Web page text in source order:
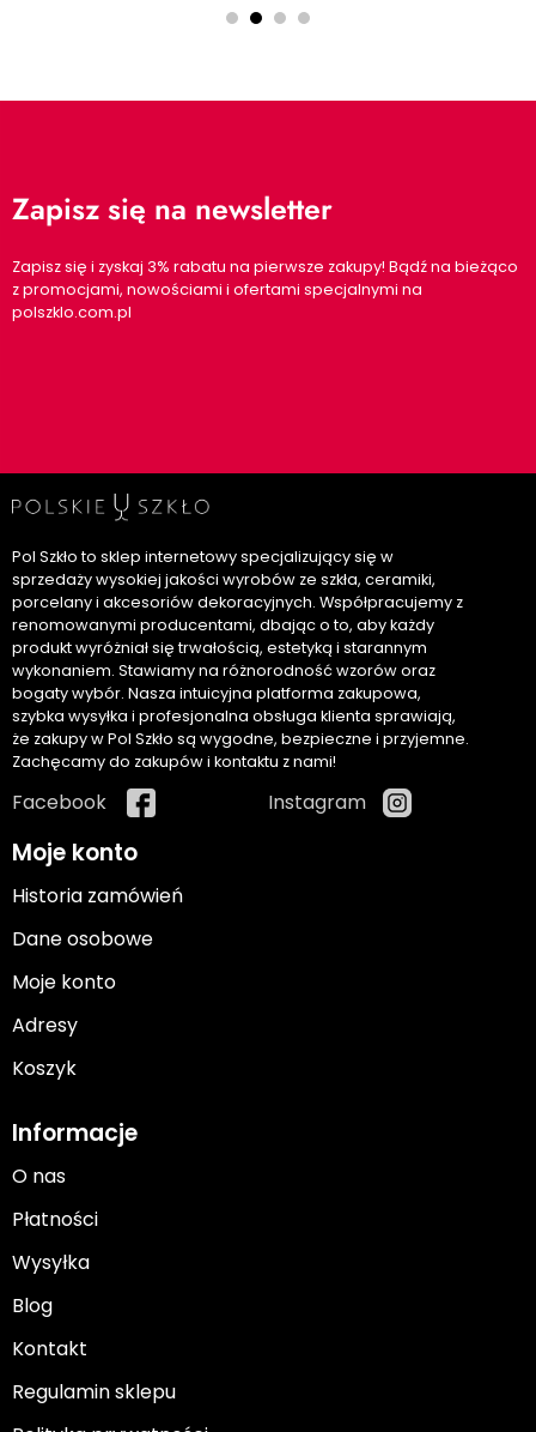
Zapisz się na newsletter
Zapisz się i zyskaj 3% rabatu na pierwsze zakupy! Bądź na bieżąco
z promocjami, nowościami i ofertami specjalnymi na
polszklo.com.pl
Pol Szkło to sklep internetowy specjalizujący się w
sprzedaży wysokiej jakości wyrobów ze szkła, ceramiki,
porcelany i akcesoriów dekoracyjnych. Współpracujemy z
renomowanymi producentami, dbając o to, aby każdy
produkt wyróżniał się trwałością, estetyką i starannym
wykonaniem. Stawiamy na różnorodność wzorów oraz
bogaty wybór. Nasza intuicyjna platforma zakupowa,
szybka wysyłka i profesjonalna obsługa klienta sprawiają,
że zakupy w Pol Szkło są wygodne, bezpieczne i przyjemne.
Zachęcamy do zakupów i kontaktu z nami!
Facebook Instagram
Moje konto
Historia zamówień
Dane osobowe
Moje konto
Adresy
Koszyk
Informacje
O nas
Płatności
Wysyłka
Blog
Kontakt
Regulamin sklepu